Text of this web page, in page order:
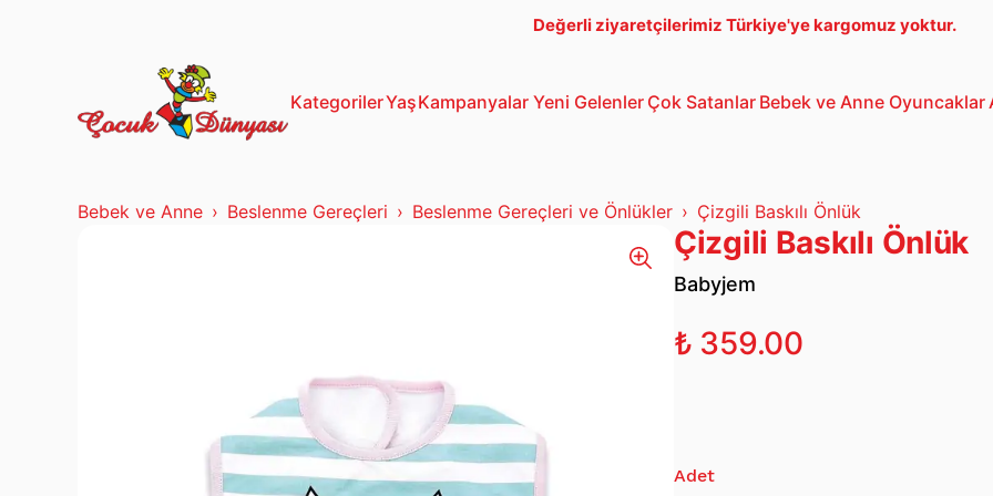
Değerli ziyaretçilerimiz Türkiye'ye kargomuz yoktur.
Kategoriler
Bebek
Yaş
3-5 Yaş
Kampanyalar Yeni Gelenler Çok Satanlar Bebek ve Anne Oyuncaklar
Lego
Bebek ve Anne Beslenme Gereçleri Beslenme Gereçleri ve Önlükler Çizgili Baskılı Önlük
Çizgili Baskılı Önlük
Babyjem
₺ 359.00
Adet